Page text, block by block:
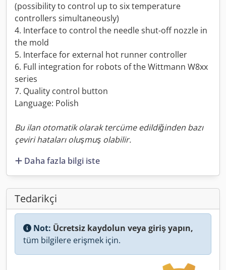
(possibility to control up to six temperature
controllers simultaneously)
4. Interface to control the needle shut-off nozzle in
the mold
5. Interface for external hot runner controller
6. Full integration for robots of the Wittmann W8xx
series
7. Quality control button
Language: Polish
Bu ilan otomatik olarak tercüme edildiğinden bazı
çeviri hataları oluşmuş olabilir.
Daha fazla bilgi iste
Tedarikçi
Not: Ücretsiz kaydolun veya giriş yapın,
tüm bilgilere erişmek için.